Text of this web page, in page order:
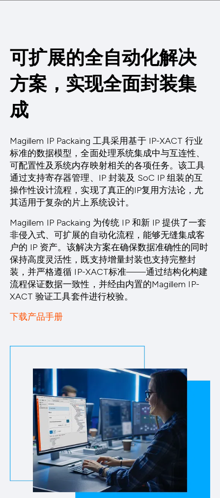
可扩展的全自动化解决
方案，实现全面封装集
成
Magillem IP Packaing 工具采用基于 IP-XACT 行业
标准的数据模型，全面处理系统集成中与互连性、
可配置性及系统内存映射相关的各项任务。该工具
通过支持寄存器管理、IP 封装及 SoC IP 组装的互
操作性设计流程，实现了真正的IP复用方法论，尤
其适用于复杂的片上系统设计。
Magillem IP Packaing 为传统 IP 和新 IP 提供了一套
非侵入式、可扩展的自动化流程，能够无缝集成客
户的 IP 资产。该解决方案在确保数据准确性的同时
保持高度灵活性，既支持增量封装也支持完整封
装，并严格遵循 IP-XACT标准——通过结构化构建
流程保证数据一致性，并经由内置的Magillem IP-
XACT 验证工具套件进行校验。
下载产品手册